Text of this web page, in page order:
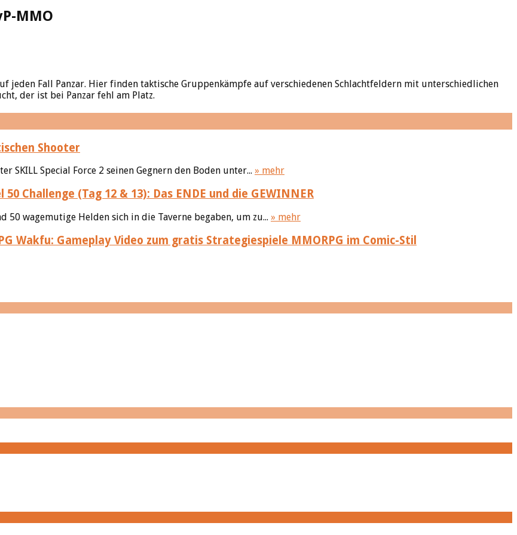
MMO
jeden Fall Panzar. Hier finden taktische Gruppenkämpfe auf verschiedenen Schlachtfeldern mit unterschiedlichen
der ist bei Panzar fehl am Platz.
Shooter
Special Force 2 seinen Gegnern den Boden unter... » mehr
50 Challenge (Tag 12 & 13): Das ENDE und die GEWINNER
50 wagemutige Helden sich in die Taverne begaben, um zu... » mehr
Wakfu: Gameplay Video zum gratis Strategiespiele MMORPG im Comic-Stil